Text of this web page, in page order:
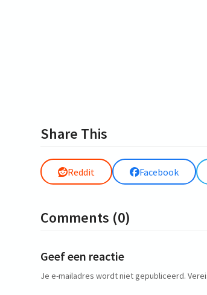
Share This
Reddit Facebook
Comments (0)
Geef een reactie
Je e-mailadres wordt niet gepubliceerd.